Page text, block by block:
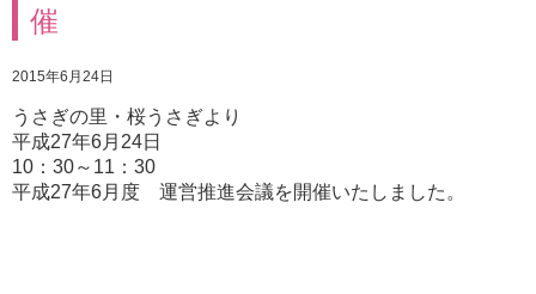
催
2015年6月24日
うさぎの里・桜うさぎより
平成27年6月24日
10：30～11：30
平成27年6月度 運営推進会議を開催いたしました。